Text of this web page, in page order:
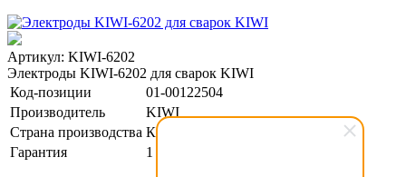
Артикул: KIWI-6202
Электроды KIWI-6202 для сварок KIWI
Код-позиции
01-00122504
Производитель
KIWI
Страна производства Китай
Гарантия
1 год